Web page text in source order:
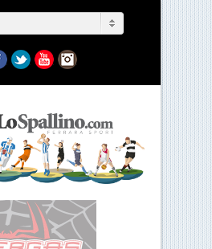
Facebook
TwitterYouTubeInstagram